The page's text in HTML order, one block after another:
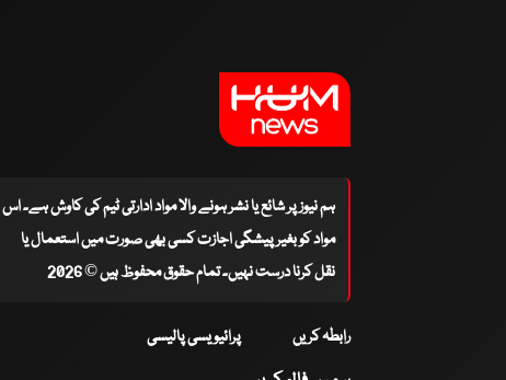
ہم نیوز پر شائع یا نشر ہونے والا مواد ادارتی ٹیم کی کاوش ہے۔ اس
مواد کو بغیر پیشگی اجازت کسی بھی صورت میں استعمال یا
نقل کرنا درست نہیں۔ تمام حقوق محفوظ ہیں © 2026
رابطہ کریں پرائیویسی پالیسی